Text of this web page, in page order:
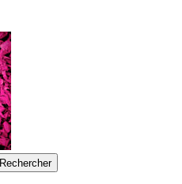
Rechercher